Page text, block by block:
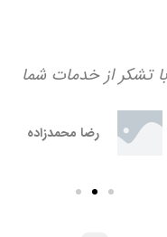
با تشکر از خدمات شما
رضا محمدزاده